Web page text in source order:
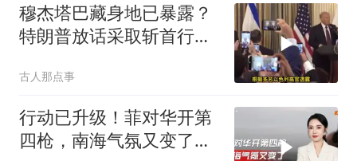
穆杰塔巴藏身地已暴露？
特朗普放话采取斩首行
古人那点事
行动已升级！菲对华开第
四枪，南海气氛又变了，